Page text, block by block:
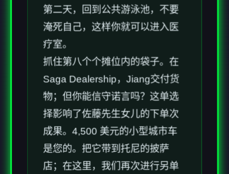
第二天，回到公共游泳池，不要
淹死自己，这样你就可以进入医
疗室。
抓住第八个个摊位内的袋子。在
Saga Dealership，Jiang交付货
物；但你能信守诺言吗？这单选
择影响了佐藤先生女儿的下单次
成果。4,500 美元的小型城市车
是您的。把它带到托尼的披萨
店；在这里，我们再次进行另单